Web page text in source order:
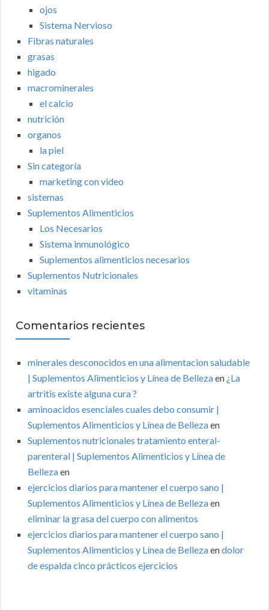
ojos
Sistema Nervioso
Fibras naturales
grasas
higado
macrominerales
el calcio
nutrición
organos
la piel
Sin categoría
marketing con video
sistemas
Suplementos Alimenticios
Los Necesarios
Sistema inmunológico
Suplementos alimenticios necesarios
Suplementos Nutricionales
vitaminas
Comentarios recientes
minerales desconocidos en una alimentacion saludable
| Suplementos Alimenticios y Línea de Bellezaen ¿La
artritis existe alguna cura ?
aminoacidos esenciales cuales debo consumir |
Suplementos Alimenticios y Línea de Bellezaen
Suplementos nutricionales tratamiento enteral-
parenteral | Suplementos Alimenticios y Línea de
Bellezaen
ejercicios diarios para mantener el cuerpo sano |
Suplementos Alimenticios y Línea de Bellezaen
eliminar la grasa del cuerpo con alimentos
ejercicios diarios para mantener el cuerpo sano |
Suplementos Alimenticios y Línea de Bellezaendolor
de espalda cinco prácticos ejercicios